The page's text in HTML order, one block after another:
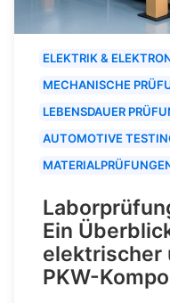
ELEKTRIK &
MECHANISCHE
LEBENSDAUER
AUTOMOTIVE
Ein
elektrischer
PKW-